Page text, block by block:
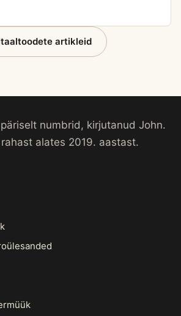
artikleid
numbrid, kirjutanud John.
alates 2019. aastast.